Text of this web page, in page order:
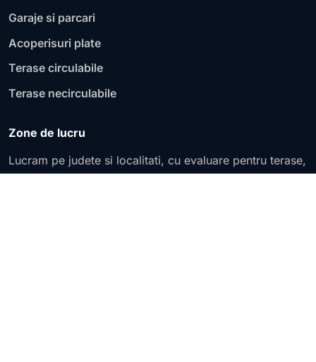
Garaje si parcari
Acoperisuri plate
Terase circulabile
Terase necirculabile
Zone de lucru
Lucram pe judete si localitati, cu evaluare pentru terase,